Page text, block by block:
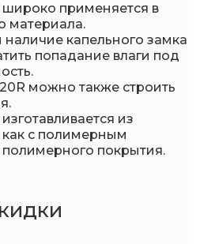
применяется в
материала.
капельного замка
попадание влаги под
можно также строить
из
с полимерным
покрытия.